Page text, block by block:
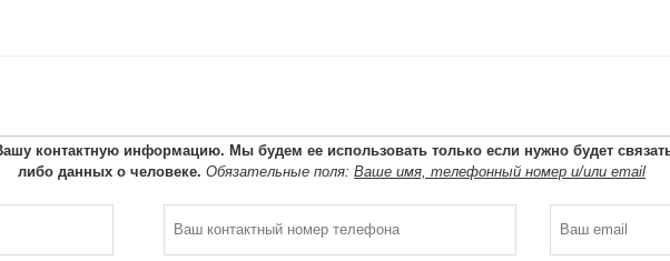
контактную информацию. Мы будем ее использовать только если нужно будет
либо данных о человеке. Обязательные поля:Ваше имя, телефонный номер и/или email